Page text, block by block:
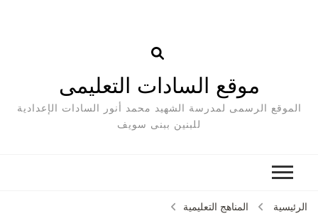
موقع السادات التعليمى
الموقع الرسمى لمدرسة الشهيد محمد أنور السادات الإعدادية
للبنين ببنى سويف
الرئيسية
المناهج التعليمية